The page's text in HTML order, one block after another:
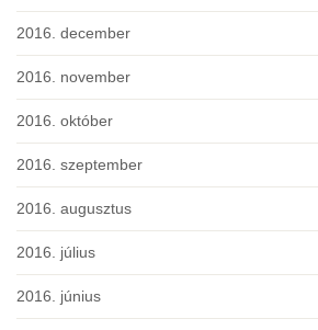
2016. december
2016. november
2016. október
2016. szeptember
2016. augusztus
2016. július
2016. június